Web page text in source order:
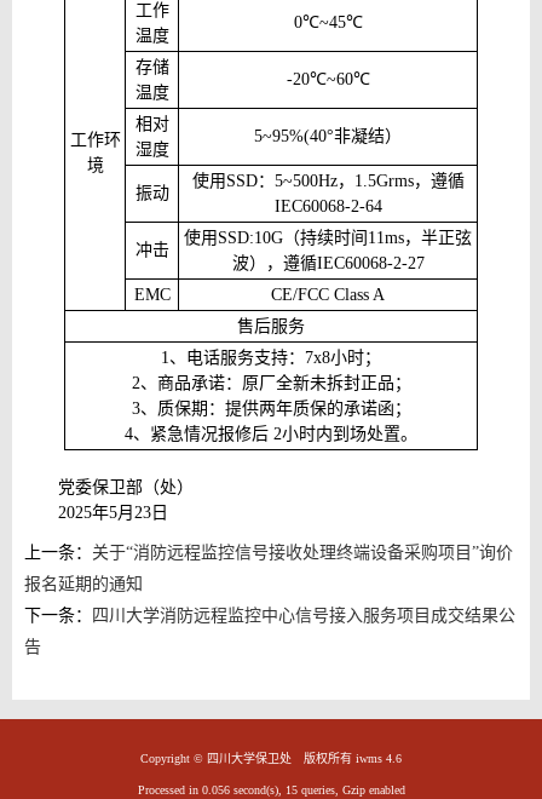
工作环
境
工作
温度
0℃~45℃
存储
温度
-20℃~60℃
相对
湿度
5~95%(40°非凝结）
振动
使用 SSD： 5~500Hz， 1.5Grms，遵循
IEC60068-2-64
冲击
使用 SSD:10G （持续时间 11ms，半正弦
波），遵循IEC60068-2-27
EMC
CE/FCC Class A
售后服务
1、电话服务支持： 7x8小时；
2、商品承诺：原厂全新未拆封正品；
3、质保期：提供两年质保的承诺函；
4、紧急情况报修后 2小时内到场处置。
党委保卫部（处）
2025年5月23日
上一条： 关于“消防远程监控信号接收处理终端设备采购项目”询价
报名延期的通知
下一条：
四川大学消防远程监控中心信号接入服务项目成交结果公
告
Copyright © 四川大学保卫处 版权所有 iwms 4.6
Processed in 0.056 second(s), 15 queries, Gzip enabled